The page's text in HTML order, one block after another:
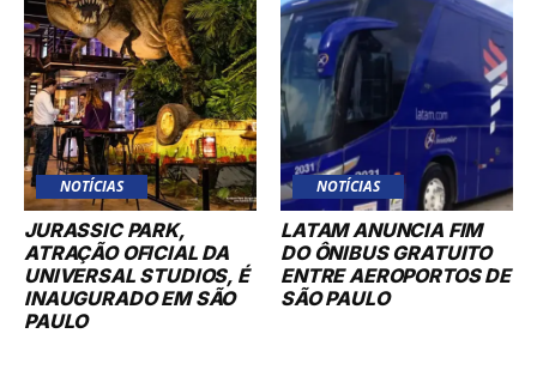
NOTÍCIAS
JURASSIC PARK,
ATRAÇÃO OFICIAL DA
UNIVERSAL STUDIOS, É
INAUGURADO EM SÃO
PAULO
NOTÍCIAS
LATAM ANUNCIA FIM
DO ÔNIBUS GRATUITO
ENTRE AEROPORTOS DE
SÃO PAULO